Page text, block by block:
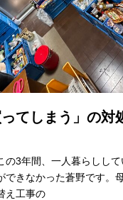
ってしまう」の対
3年間、一人暮らしして
できなかった蒼野です。
え工事の